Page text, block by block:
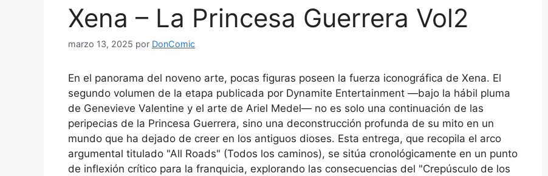
Xena – La Princesa Guerrera Vol2
marzo 13, 2025 por DonComic
En el panorama del noveno arte, pocas figuras poseen la fuerza iconográfica de Xena. El
segundo volumen de la etapa publicada por Dynamite Entertainment —bajo la hábil pluma
de Genevieve Valentine y el arte de Ariel Medel— no es solo una continuación de las
peripecias de la Princesa Guerrera, sino una deconstrucción profunda de su mito en un
mundo que ha dejado de creer en los antiguos dioses. Esta entrega, que recopila el arco
argumental titulado "All Roads" (Todos los caminos), se sitúa cronológicamente en un punto
de inflexión crítico para la franquicia, explorando las consecuencias del "Crepúsculo de los